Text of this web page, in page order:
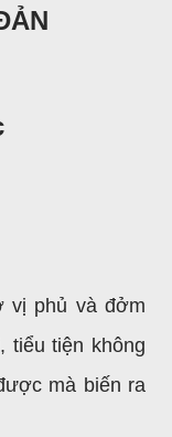
vị phủ và đởm
tiểu tiện không
mà biến ra